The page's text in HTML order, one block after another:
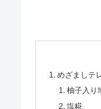
めざましテ
柚子入り
塩糀